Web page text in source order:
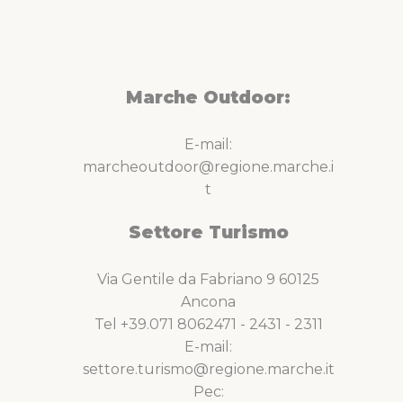
Marche Outdoor:
E-mail:
marcheoutdoor@regione.marche.i
t
Settore Turismo
Via Gentile da Fabriano 9 60125
Ancona
Tel +39.071 8062471 - 2431 - 2311
E-mail:
settore.turismo@regione.marche.it
Pec: